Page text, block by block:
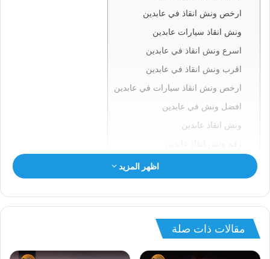
ارخص ونش انقاذ في عابدين
ونش انقاذ سيارات عابدين
اسرع ونش انقاذ في عابدين
اقرب ونش انقاذ في عابدين
ارخص ونش انقاذ سيارات في عابدين
افضل ونش في عابدين
ونش انقاذ عابدين
ونش سيارات عابدين
انقاذ السيارات بعابدين
ونش انقاذ عابدين
ونش عابدين
اظهر المزيد
مقالات ذات صلة